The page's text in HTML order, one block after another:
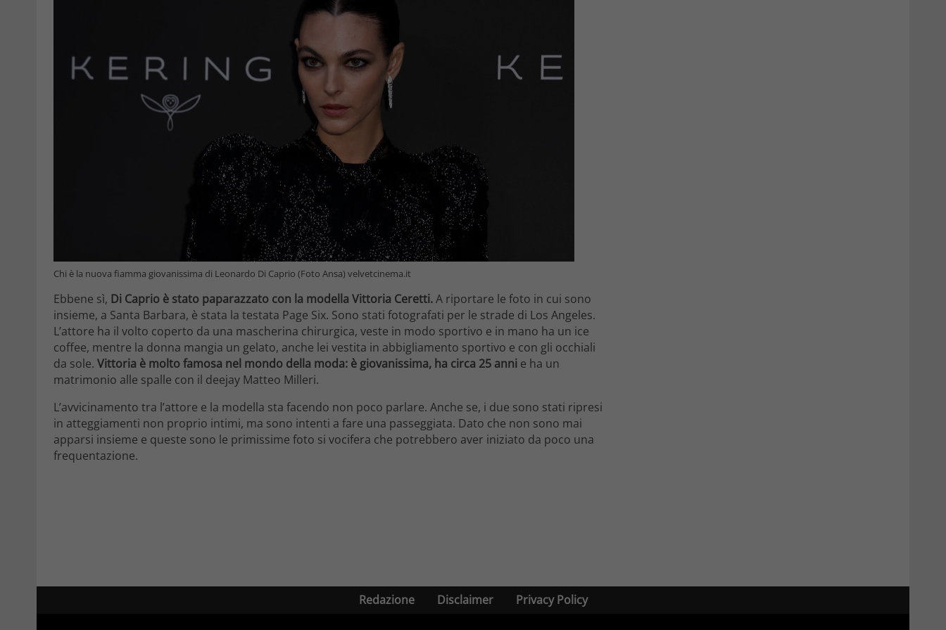
Chi è la nuova fiamma giovanissima di Leonardo Di Caprio (Foto Ansa) velvetcinema.it
Ebbene sì, Di Caprio è stato paparazzato con la modella Vittoria Ceretti.A riportare le foto in cui sono
insieme, a Santa Barbara, è stata la testata Page Six. Sono stati fotografati per le strade di Los Angeles.
L’attore ha il volto coperto da una mascherina chirurgica, veste in modo sportivo e in mano ha un ice
coffee, mentre la donna mangia un gelato, anche lei vestita in abbigliamento sportivo e con gli occhiali
da sole. Vittoria è molto famosa nel mondo della moda: è giovanissima, ha circa 25 anni e ha un
matrimonio alle spalle con il deejay Matteo Milleri.
L’avvicinamento tra l’attore e la modella sta facendo non poco parlare. Anche se, i due sono stati ripresi
in atteggiamenti non proprio intimi, ma sono intenti a fare una passeggiata. Dato che non sono mai
apparsi insieme e queste sono le primissime foto si vocifera che potrebbero aver iniziato da poco una
frequentazione.
Redazione Disclaimer Privacy Policy